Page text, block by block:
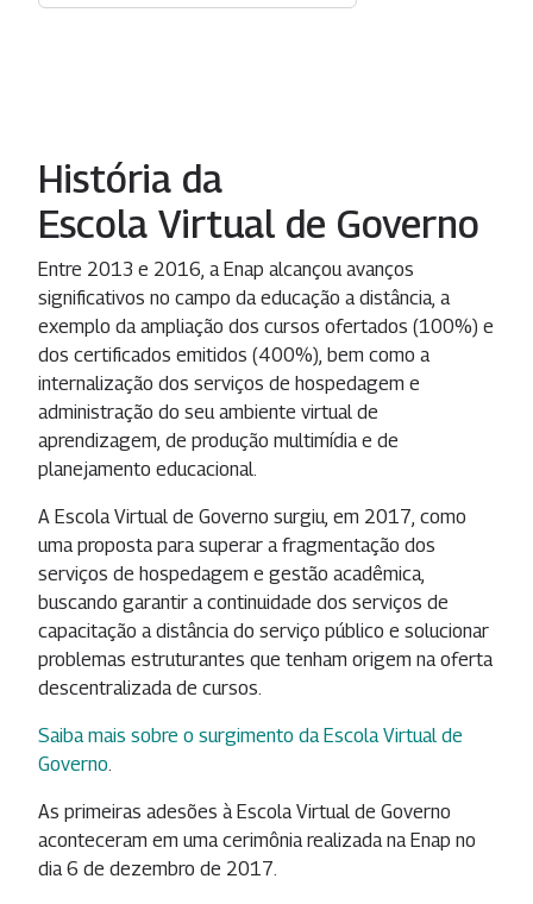
História da
Escola Virtual de Governo
Entre 2013 e 2016, a Enap alcançou avanços
significativos no campo da educação a distância, a
exemplo da ampliação dos cursos ofertados (100%) e
dos certificados emitidos (400%), bem como a
internalização dos serviços de hospedagem e
administração do seu ambiente virtual de
aprendizagem, de produção multimídia e de
planejamento educacional.
A Escola Virtual de Governo surgiu, em 2017, como
uma proposta para superar a fragmentação dos
serviços de hospedagem e gestão acadêmica,
buscando garantir a continuidade dos serviços de
capacitação a distância do serviço público e solucionar
problemas estruturantes que tenham origem na oferta
descentralizada de cursos.
Saiba mais sobre o surgimento da Escola Virtual de
Governo.
As primeiras adesões à Escola Virtual de Governo
aconteceram em uma cerimônia realizada na Enap no
dia 6 de dezembro de 2017.